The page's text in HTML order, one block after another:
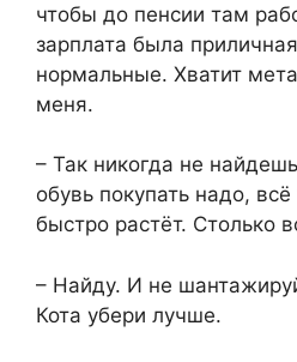
чтобы до пенсии там
зарплата была
нормальные. Хватит
меня.
– Так никогда не
обувь покупать надо,
быстро растёт. Столько
– Найду. И не
Кота убери лучше.